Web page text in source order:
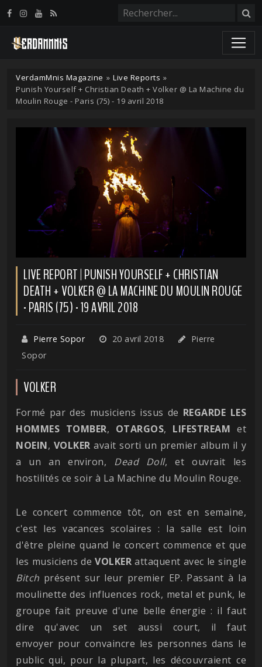
VerdamMnis Magazine » Live Reports »
Punish Yourself + Christian Death + Volker @ La Machine du
Moulin Rouge - Paris (75) - 19 avril 2018
LIVE REPORT | PUNISH YOURSELF + CHRISTIAN
DEATH + VOLKER @ LA MACHINE DU MOULIN ROUGE
- PARIS (75) - 19 AVRIL 2018
Pierre Sopor 20 avril 2018
Pierre
Sopor
VOLKER
Formé par des musiciens issus de REGARDE LES
HOMMES TOMBER, OTARGOS, LIFESTREAM et
NOEIN, VOLKER avait sorti un premier album il y
a un an environ, Dead Doll, et ouvrait les
hostilités ce soir à La Machine du Moulin Rouge.
Le concert commence tôt, on est en semaine,
c'est les vacances scolaires : la salle est loin
d'être pleine quand le concert commence et que
les musiciens deVOLKER attaquent avec le single
Bitch présent sur leur premier EP. Passant à la
moulinette des influences rock, metal et punk, le
groupe fait preuve d'une belle énergie : il faut
dire qu'avec un set aussi court, il faut
envoyer pour convaincre les personnes dans le
public qui, pour la plupart, les découvraient ce
Panneau de gestion des cookies